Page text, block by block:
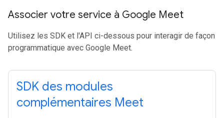
Associer votre service à Google Meet
Utilisez les SDK et l'API ci-dessous pour interagir de façon
programmatique avec Google Meet.
SDK des modules
complémentaires Meet